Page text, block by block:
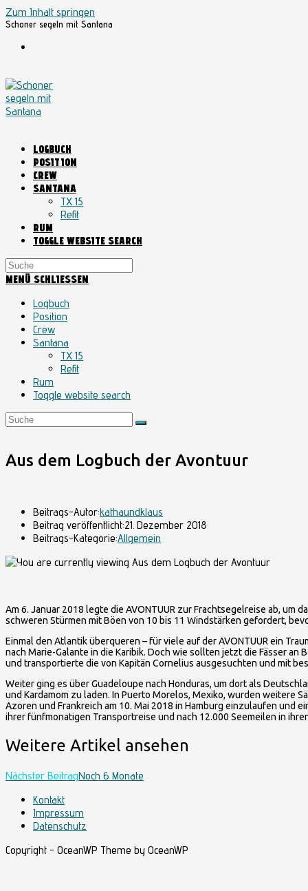
Zum Inhalt springen
Schoner segeln mit Santana
LOGBUCH
POSITION
CREW
SANTANA
TX 15
Refit
RUM
TOGGLE WEBSITE SEARCH
MENÜ SCHLIESSEN
Logbuch
Position
Crew
Santana
TX 15
Refit
Rum
Toggle website search
Aus dem Logbuch der Avontuur
Beitrags-Autor:kathaundklaus
Beitrag veröffentlicht:21. Dezember 2018
Beitrags-Kategorie:Allgemein
Am 6. Januar 2018 legte die AVONTUUR zur Frachtsegelreise ab,
schweren Stürmen mit Böen von 10 bis 11 Windstärken gefordert,
Einmal den Atlantik überqueren – für viele auf der AVONTUUR ein
nach Marie-Galante in die Karibik. Doch wie sollten jetzt die Fässer
und transportierte die von Kapitän Cornelius ausgesuchten und mit
Weiter ging es über Guadeloupe nach Honduras, um dort als
und Kardamom zu laden. In Puerto Morelos, Mexiko, wurden weitere
Azoren und Frankreich am 10. Mai 2018 in Hamburg einzulaufen und
ihrer fünfmonatigen Transportreise und nach 12.000 Seemeilen in
Weitere Artikel ansehen
Nächster BeitragNoch 6 Monate
Kontakt
Impressum
Datenschutz
Copyright - OceanWP Theme by OceanWP